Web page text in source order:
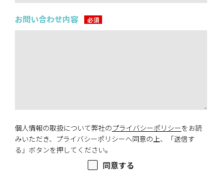
お問い合わせ内容
個人情報の取扱について弊社のプライバシーポリシーをお読
みいただき、プライバシーポリシーへ同意の上、「送信す
る」ボタンを押してください。
同意する